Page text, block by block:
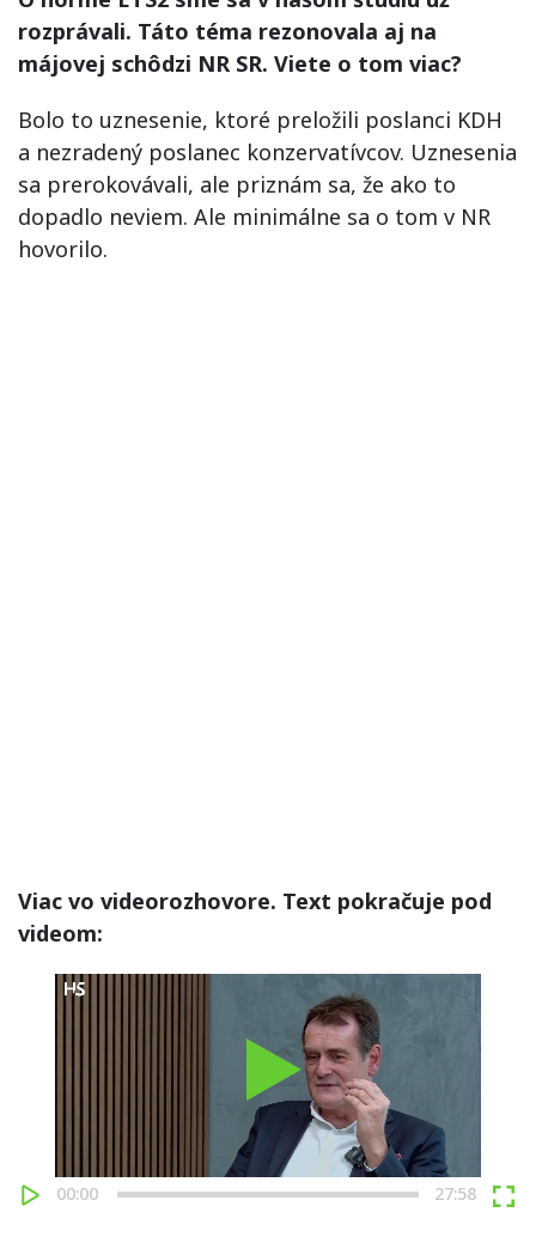
rozprávali. Táto téma rezonovala aj na
májovej schôdzi NR SR. Viete o tom viac?
Bolo to uznesenie, ktoré preložili poslanci KDH
a nezradený poslanec konzervatívcov. Uznesenia
sa prerokovávali, ale priznám sa, že ako to
dopadlo neviem. Ale minimálne sa o tom v NR
hovorilo.
Viac vo videorozhovore. Text pokračuje pod
videom:
Play
00:00 27:58